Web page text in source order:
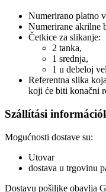
Numerirano platno
Numerirane akrilne
Četkice za slikanje:
2 tanka,
1 srednja,
1 u debeloj
Referentna slika
koji će biti konačni
Szállítási
Mogućnosti dostave su:
Utovar
dostava u trgovinu
Dostavu pošiljke obavlja